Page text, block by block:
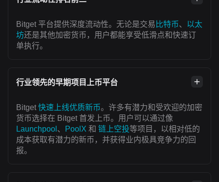
Bitget 平台提供深度流动性。无论是交易 比特币、 以太
坊还是其他加密货币，用户都能享受低滑点和快速订
单执行。
行业领先的早期项目上币平台
Bitget 快速上线优质新币。许多有潜力和受欢迎的加密
货币选择在 Bitget 首发上币。用户可以通过像
Launchpool 、 PoolX 和 链上空投等项目，以相对低的
成本获取有潜力的新币，并获得业内极具竞争力的回
报。